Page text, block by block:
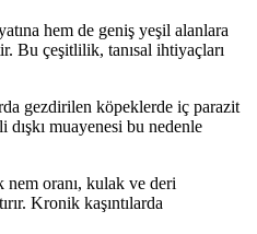
hem de geniş yeşil alanlara
Bu çeşitlilik, tanısal ihtiyaçları
gezdirilen köpeklerde iç parazit
muayenesi bu nedenle
nem oranı, kulak ve deri
Kronik kaşıntılarda